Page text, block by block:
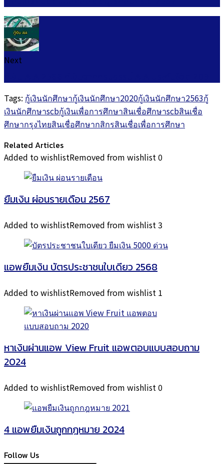
Next
Tags: กู้เงินนักศึกษากู้เงินนักศึกษา2020กู้เงินนักศึกษา2563กู้
เงินนักศึกษาscbกู้เงินเพื่อการศึกษาสินเชื่อศึกษาscbสินเชื่อ
ศึกษากรุงไทยสินเชื่อศึกษากสิกรสินเชื่อเพื่อการศึกษา
Related Articles
Added to wishlistRemoved from wishlist0
ยืมเงิน ผ่อนรายเดือน 2567
Added to wishlistRemoved from wishlist3
แอพยืมเงิน บัตรประชาชนใบเดียว 2568
Added to wishlistRemoved from wishlist 1
หาเงินผ่านแอพ View Fruit แอพตอบแบบสอบถาม
2024
Added to wishlistRemoved from wishlist0
4 แอพยืมเงินถูกกฎหมาย 2024
Follow Us